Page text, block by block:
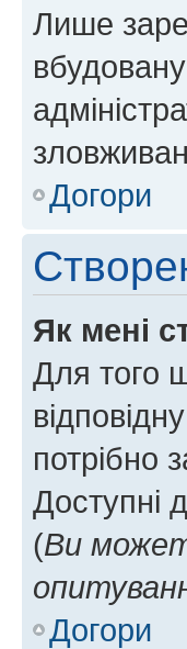
Лише
Догори
Як мені
Для того
потрібно
Доступні
(Ви
Догори